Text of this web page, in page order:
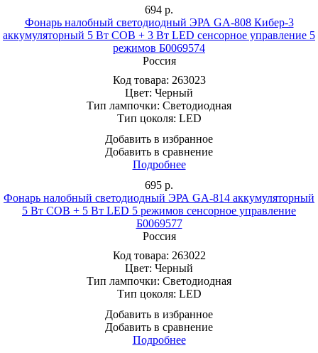
694 р.
Фонарь налобный светодиодный ЭРА GA-808 Кибер-3
аккумуляторный 5 Вт COB + 3 Вт LED сенсорное управление 5
режимов Б0069574
Россия
Код товара: 263023
Цвет: Черный
Тип лампочки: Светодиодная
Тип цоколя: LED
Добавить в избранное
Добавить в сравнение
Подробнее
695 р.
Фонарь налобный светодиодный ЭРА GA-814 аккумуляторный
5 Вт COB + 5 Вт LED 5 режимов сенсорное управление
Б0069577
Россия
Код товара: 263022
Цвет: Черный
Тип лампочки: Светодиодная
Тип цоколя: LED
Добавить в избранное
Добавить в сравнение
Подробнее